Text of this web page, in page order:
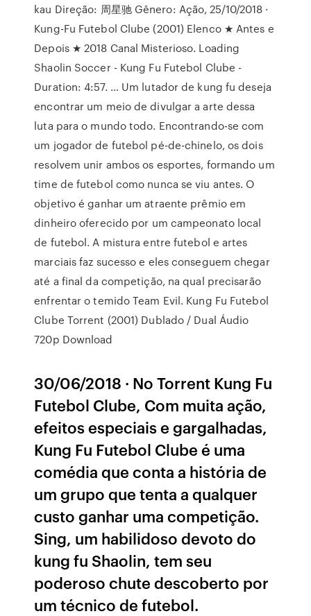
kau Direção: 周星驰 Gênero: Ação, 25/10/2018 ·
Kung-Fu Futebol Clube (2001) Elenco ★ Antes e
Depois ★ 2018 Canal Misterioso. Loading
Shaolin Soccer - Kung Fu Futebol Clube -
Duration: 4:57. … Um lutador de kung fu deseja
encontrar um meio de divulgar a arte dessa
luta para o mundo todo. Encontrando-se com
um jogador de futebol pé-de-chinelo, os dois
resolvem unir ambos os esportes, formando um
time de futebol como nunca se viu antes. O
objetivo é ganhar um atraente prêmio em
dinheiro oferecido por um campeonato local
de futebol. A mistura entre futebol e artes
marciais faz sucesso e eles conseguem chegar
até a final da competição, na qual precisarão
enfrentar o temido Team Evil. Kung Fu Futebol
Clube Torrent (2001) Dublado / Dual Áudio
720p Download
30/06/2018 · No Torrent Kung Fu
Futebol Clube, Com muita ação,
efeitos especiais e gargalhadas,
Kung Fu Futebol Clube é uma
comédia que conta a história de
um grupo que tenta a qualquer
custo ganhar uma competição.
Sing, um habilidoso devoto do
kung fu Shaolin, tem seu
poderoso chute descoberto por
um técnico de futebol.